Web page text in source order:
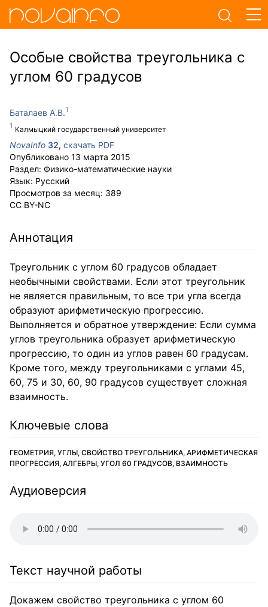
Особые свойства треугольника с
углом 60 градусов
Баталаев А.В.
Калмыцкий государственный университет
NovaInfo 32, скачать PDF
Опубликовано 13 марта 2015
Раздел: Физико-математические науки
Язык: Русский
Просмотров за месяц: 389
CC BY-NC
Аннотация
Треугольник с углом 60 градусов обладает
необычными свойствами. Если этот треугольник
не является правильным, то все три угла всегда
образуют арифметическую прогрессию.
Выполняется и обратное утверждение: Если сумма
углов треугольника образует арифметическую
прогрессию, то один из углов равен 60 градусам.
Кроме того, между треугольниками с углами 45,
60, 75 и 30, 60, 90 градусов существует сложная
взаимность.
Ключевые слова
ГЕОМЕТРИЯ, УГЛЫ, СВОЙСТВО ТРЕУГОЛЬНИКА, АРИФМЕТИЧЕСКАЯ
ПРОГРЕССИЯ, АЛГЕБРЫ, УГОЛ 60 ГРАДУСОВ, ВЗАИМНОСТЬ
Аудиоверсия
Текст научной работы
Докажем свойство треугольника с углом 60